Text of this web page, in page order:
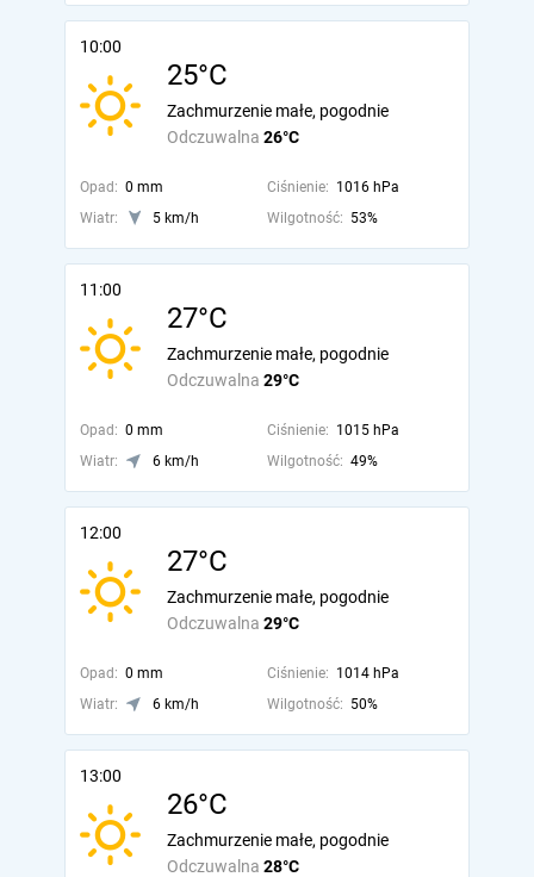
10:00
25°C
Odczuwalna 26°C
Zachmurzenie małe, pogodnie
Opad: 0 mm Ciśnienie: 1016 hPa
Wiatr:
5 km/h Wilgotność: 53%
11:00
27°C
Odczuwalna 29°C
Zachmurzenie małe, pogodnie
Opad: 0 mm Ciśnienie: 1015 hPa
Wiatr:
6 km/h Wilgotność: 49%
12:00
27°C
Odczuwalna 29°C
Zachmurzenie małe, pogodnie
Opad: 0 mm Ciśnienie: 1014 hPa
Wiatr:
6 km/h Wilgotność: 50%
13:00
26°C
Odczuwalna 28°C
Zachmurzenie małe, pogodnie